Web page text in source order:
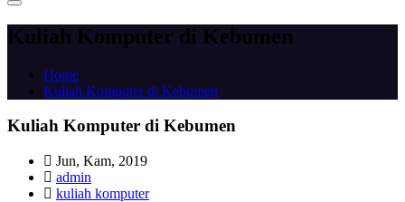
Kuliah Komputer di Kebumen
Home
Kuliah Komputer di Kebumen
Kuliah Komputer di Kebumen
Jun, Kam, 2019
admin
kuliah komputer